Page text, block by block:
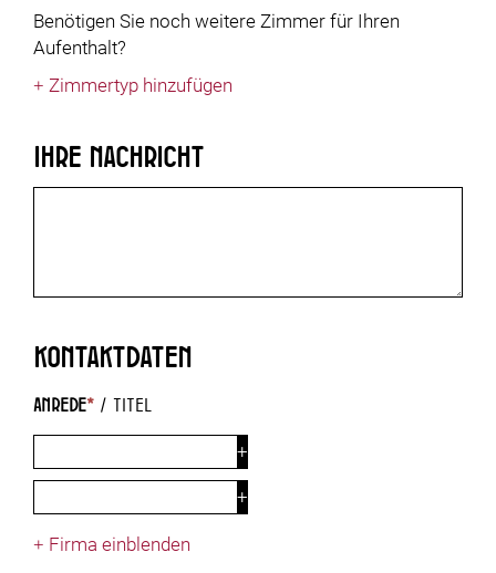
Benötigen Sie noch weitere Zimmer für Ihren
Aufenthalt?
+ Zimmertyp hinzufügen
Ihre Nachricht
Kontaktdaten
Anrede* / Titel
+ Firma einblenden